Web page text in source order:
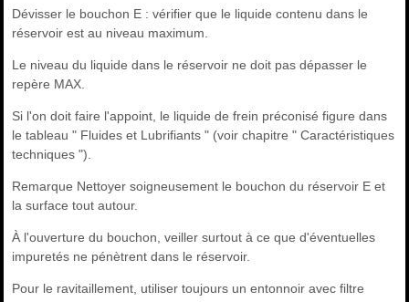
Dévisser le bouchon E : vérifier que le liquide contenu dans le
réservoir est au niveau maximum.
Le niveau du liquide dans le réservoir ne doit pas dépasser le
repère MAX.
Si l'on doit faire l'appoint, le liquide de frein préconisé figure dans
le tableau " Fluides et Lubrifiants " (voir chapitre " Caractéristiques
techniques ").
Remarque Nettoyer soigneusement le bouchon du réservoir E et
la surface tout autour.
À l'ouverture du bouchon, veiller surtout à ce que d'éventuelles
impuretés ne pénètrent dans le réservoir.
Pour le ravitaillement, utiliser toujours un entonnoir avec filtre